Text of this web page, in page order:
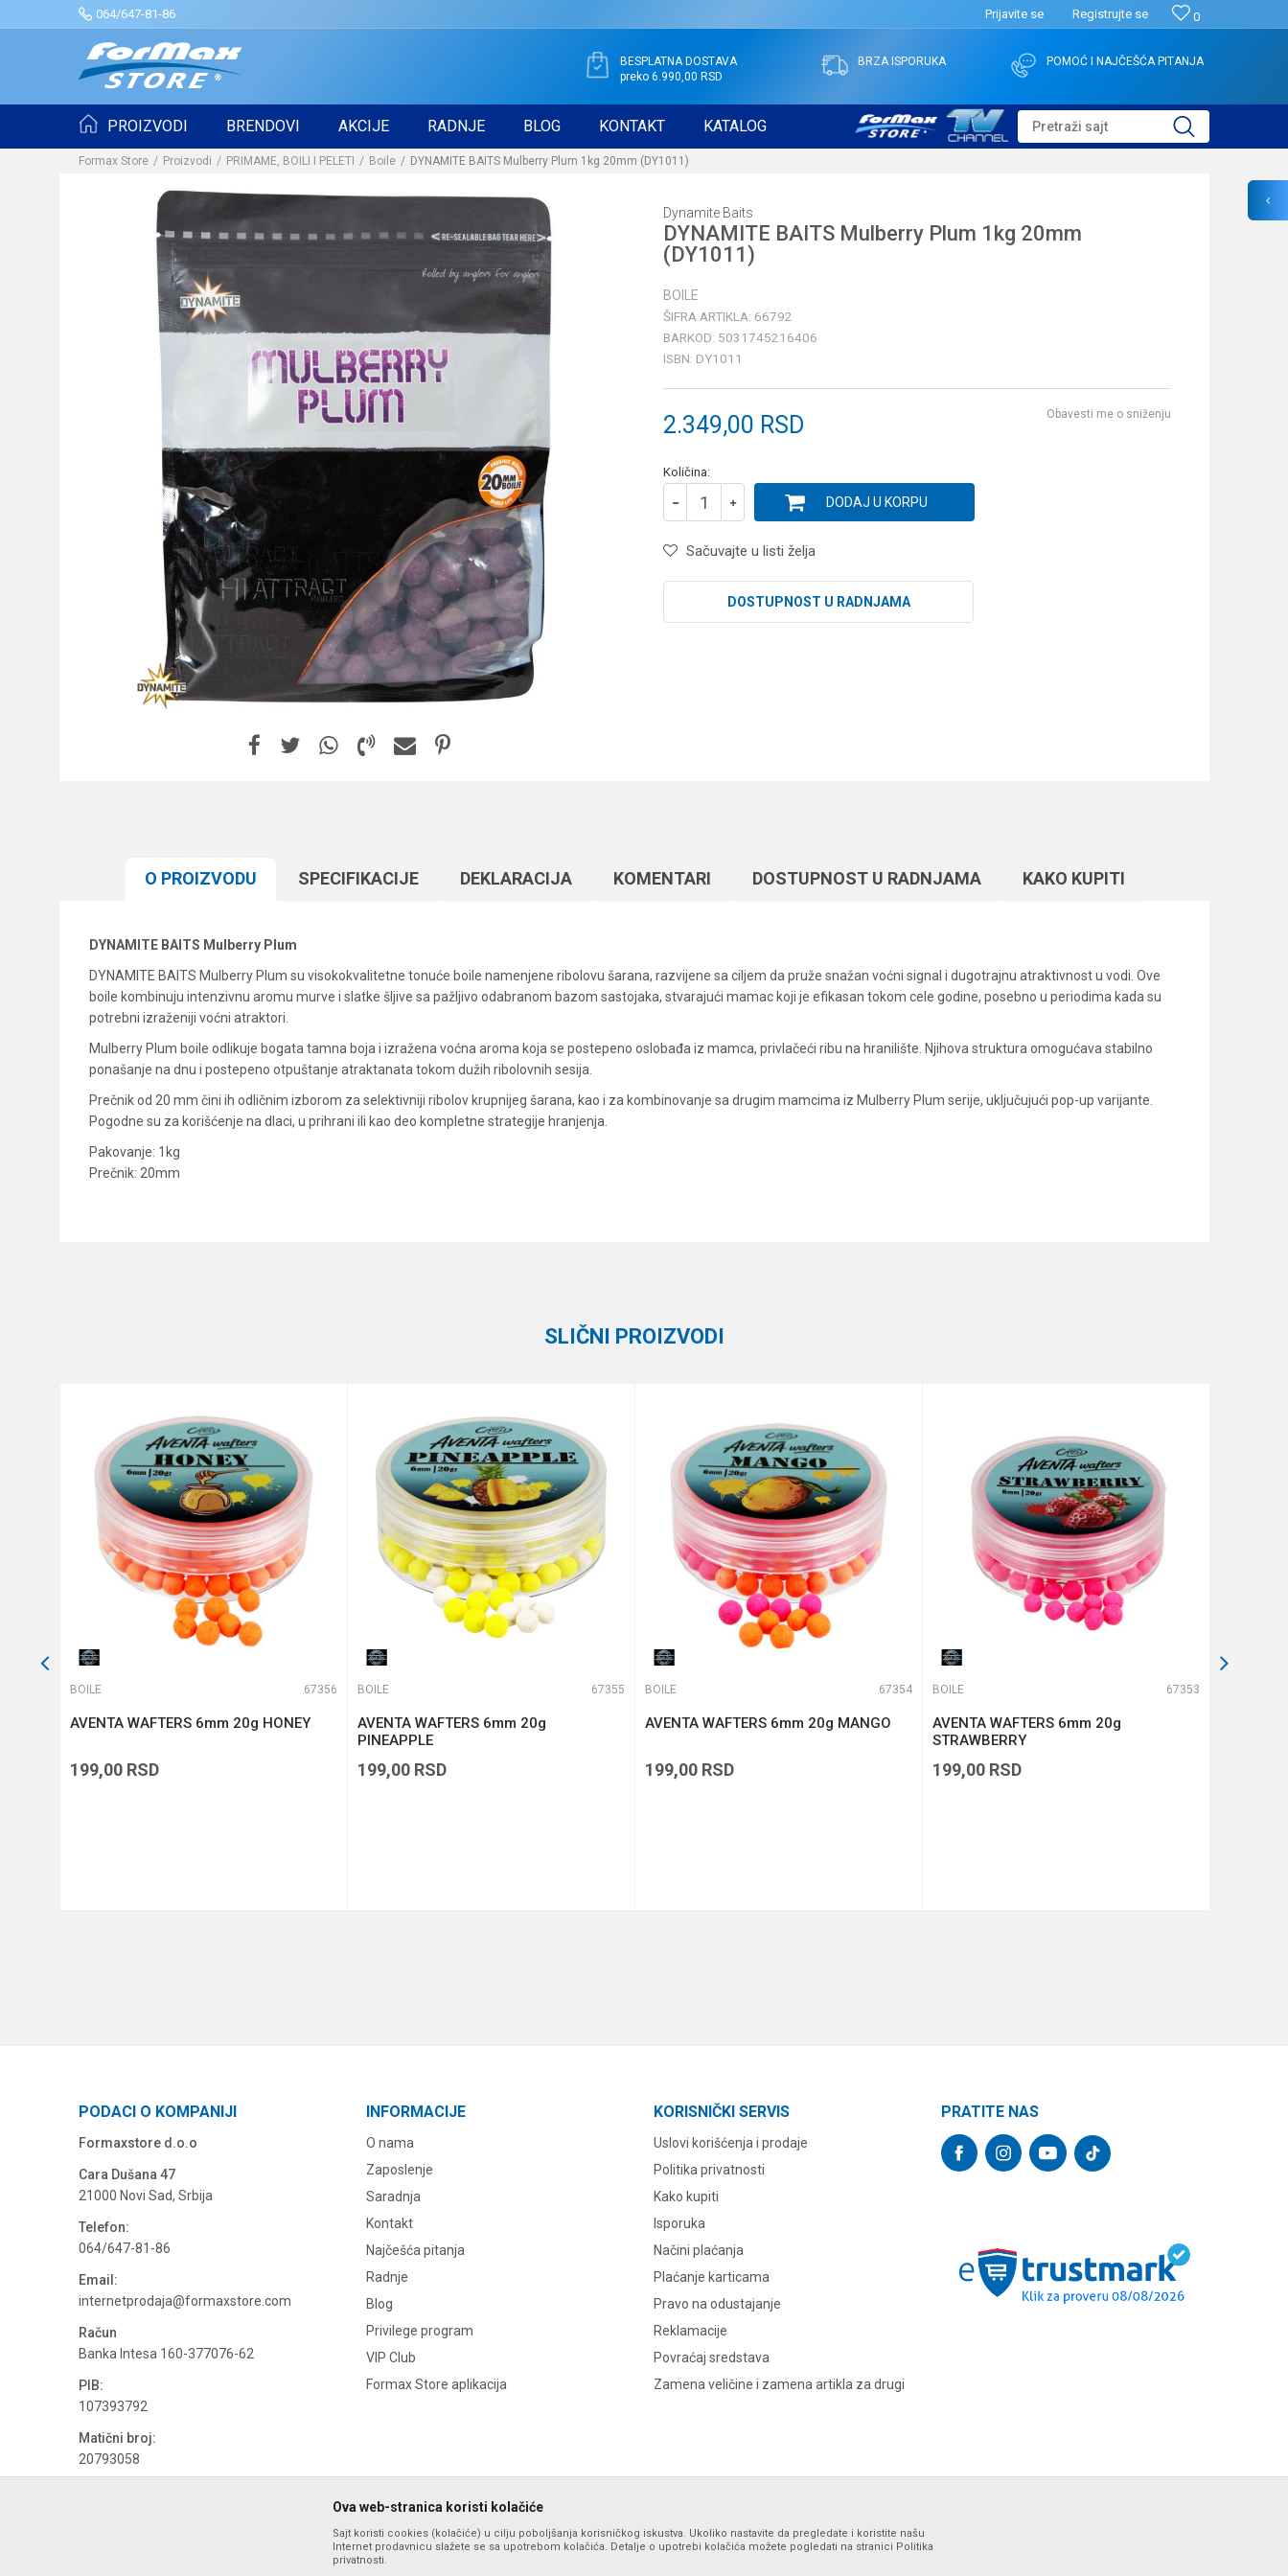
064/647-81-86 0
Prijavite se Registrujte se
BESPLATNA DOSTAVA
preko 6.990,00 RSD
BRZA ISPORUKA POMOĆ I NAJČEŠĆA PITANJA
PROIZVODI BRENDOVI AKCIJE RADNJE BLOG KONTAKT KATALOG Pretraži sajt
Formax Store Proizvodi PRIMAME, BOILI I PELETI Boile DYNAMITE BAITS Mulberry Plum 1kg 20mm (DY1011)
Dynamite Baits
DYNAMITE BAITS Mulberry Plum 1kg 20mm
(DY1011)
BOILE
ŠIFRA ARTIKLA: 66792
BARKOD: 5031745216406
ISBN: DY1011
2.349,00 RSD Obavesti me o sniženju
Količina:
DODAJ U KORPU
Sačuvajte u listi želja
DOSTUPNOST U RADNJAMA
O PROIZVODU SPECIFIKACIJЕ DEKLARACIJA KOMENTARI DOSTUPNOST U RADNJAMA KAKO KUPITI
DYNAMITE BAITS Mulberry Plum
DYNAMITE BAITS Mulberry Plum su visokokvalitetne tonuće boile namenjene ribolovu šarana, razvijene sa ciljem da pruže snažan voćni signal i dugotrajnu atraktivnost u vodi. Ove
boile kombinuju intenzivnu aromu murve i slatke šljive sa pažljivo odabranom bazom sastojaka, stvarajući mamac koji je efikasan tokom cele godine, posebno u periodima kada su
potrebni izraženiji voćni atraktori.
Mulberry Plum boile odlikuje bogata tamna boja i izražena voćna aroma koja se postepeno oslobađa iz mamca, privlačeći ribu na hranilište. Njihova struktura omogućava stabilno
ponašanje na dnu i postepeno otpuštanje atraktanata tokom dužih ribolovnih sesija.
Prečnik od 20 mm čini ih odličnim izborom za selektivniji ribolov krupnijeg šarana, kao i za kombinovanje sa drugim mamcima iz Mulberry Plum serije, uključujući pop-up varijante.
Pogodne su za korišćenje na dlaci, u prihrani ili kao deo kompletne strategije hranjenja.
Pakovanje: 1kg
Prečnik: 20mm
Anti-spam zaštita - izračunajte koliko je 9 - 4 :
SLIČNI PROIZVODI
BOILE 67356
AVENTA WAFTERS 6mm 20g HONEY
199,00 RSD
BOILE 67355
AVENTA WAFTERS 6mm 20g
PINEAPPLE
199,00 RSD
BOILE 67354
AVENTA WAFTERS 6mm 20g MANGO
199,00 RSD
BOILE 67353
AVENTA WAFTERS 6mm 20g
STRAWBERRY
199,00 RSD
PODACI O KOMPANIJI
Formaxstore d.o.o
Cara Dušana 47
21000 Novi Sad, Srbija
Telefon:
064/647-81-86
Email:
internetprodaja@formaxstore.com
Račun
Banka Intesa 160-377076-62
PIB:
107393792
Matični broj:
20793058
INFORMACIJE
O nama
Zaposlenje
Saradnja
Kontakt
Najčešća pitanja
Radnje
Blog
Privilege program
VIP Club
Formax Store aplikacija
KORISNIČKI SERVIS
Uslovi korišćenja i prodaje
Politika privatnosti
Kako kupiti
Isporuka
Načini plaćanja
Plaćanje karticama
Pravo na odustajanje
Reklamacije
Povraćaj sredstava
Zamena veličine i zamena artikla za drugi
PRATITE NAS
Ova web-stranica koristi kolačiće
Sajt koristi cookies (kolačiće) u cilju poboljšanja korisničkog iskustva. Ukoliko nastavite da pregledate i koristite našu
Internet prodavnicu slažete se sa upotrebom kolačića. Detalje o upotrebi kolačića možete pogledati na stranici Politika
privatnosti.